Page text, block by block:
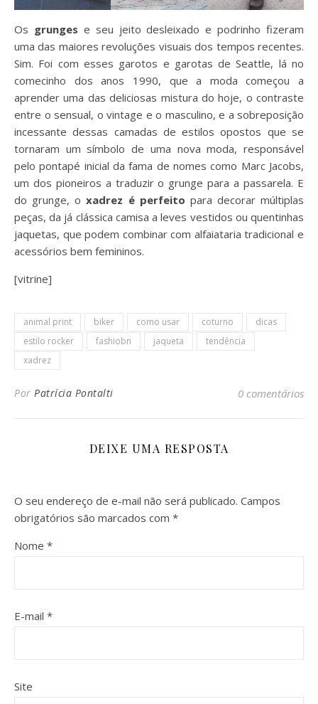
Os grunges e seu jeito desleixado e podrinho fizeram
uma das maiores revoluções visuais dos tempos recentes.
Sim. Foi com esses garotos e garotas de Seattle, lá no
comecinho dos anos 1990, que a moda começou a
aprender uma das deliciosas mistura do hoje, o contraste
entre o sensual, o vintage e o masculino, e a sobreposição
incessante dessas camadas de estilos opostos que se
tornaram um símbolo de uma nova moda, responsável
pelo pontapé inicial da fama de nomes como Marc Jacobs,
um dos pioneiros a traduzir o grunge para a passarela. E
do grunge, oxadrez é perfeito para decorar múltiplas
peças, da já clássica camisa a leves vestidos ou quentinhas
jaquetas, que podem combinar com alfaiataria tradicional e
acessórios bem femininos.
[vitrine]
animal print biker como usar coturno
dicas
estilo rocker
fashiobn jaqueta
tendência
xadrez
Por Patrícia Pontalti 0 comentários
DEIXE UMA RESPOSTA
O seu endereço de e-mail não será publicado. Campos
obrigatórios são marcados com *
Nome *
E-mail *
Site